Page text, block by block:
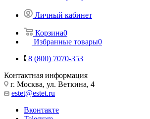
Личный кабинет
Корзина0
Избранные товары0
8 (800) 7070-353
Контактная информация
г. Москва, ул. Веткина, 4
estet@estet.ru
Вконтакте